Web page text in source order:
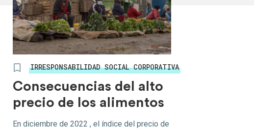
IRRESPONSABILIDAD SOCIAL CORPORATIVA
Consecuencias del alto
precio de los alimentos
En diciembre de 2022 , el índice del precio de